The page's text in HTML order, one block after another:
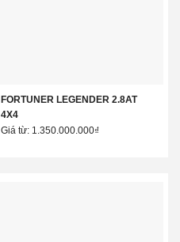
FORTUNER LEGENDER 2.8AT
4X4
Giá từ: 1.350.000.000₫